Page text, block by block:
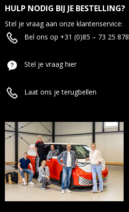
HULP NODIG BIJ JE BESTELLING?
Stel je vraag aan onze klantenservice:
Bel ons op +31 (0)85 – 73 25 878
Stel je vraag hier
Laat ons je terugbellen